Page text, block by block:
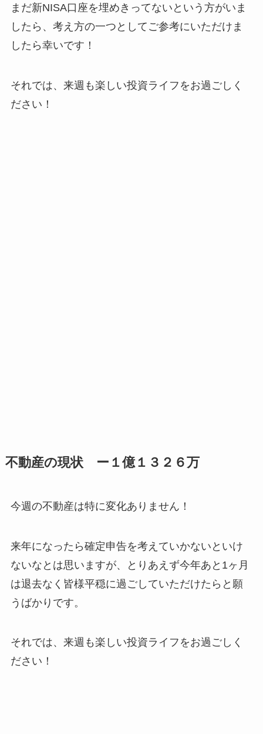
まだ新NISA口座を埋めきってないという方がいま
したら、考え方の一つとしてご参考にいただけま
したら幸いです！
それでは、来週も楽しい投資ライフをお過ごしく
ださい！
不動産の現状 ー１億１３２６万
今週の不動産は特に変化ありません！
来年になったら確定申告を考えていかないといけ
ないなとは思いますが、とりあえず今年あと1ヶ月
は退去なく皆様平穏に過ごしていただけたらと願
うばかりです。
それでは、来週も楽しい投資ライフをお過ごしく
ださい！